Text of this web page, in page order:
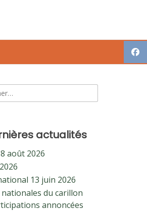
:
actualités
août 2026
13 juin 2026
nationales du carillon
annoncées